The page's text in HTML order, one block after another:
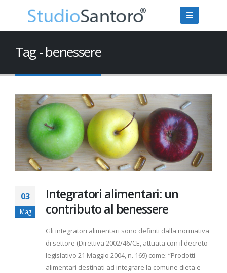
Tag - benessere
03
Mag
Integratori alimentari: un
contributo al benessere
Gli integratori alimentari sono definiti dalla normativa
di settore (Direttiva 2002/46/CE, attuata con il decreto
legislativo 21 Maggio 2004, n. 169) come: “Prodotti
alimentari destinati ad integrare la comune dieta e